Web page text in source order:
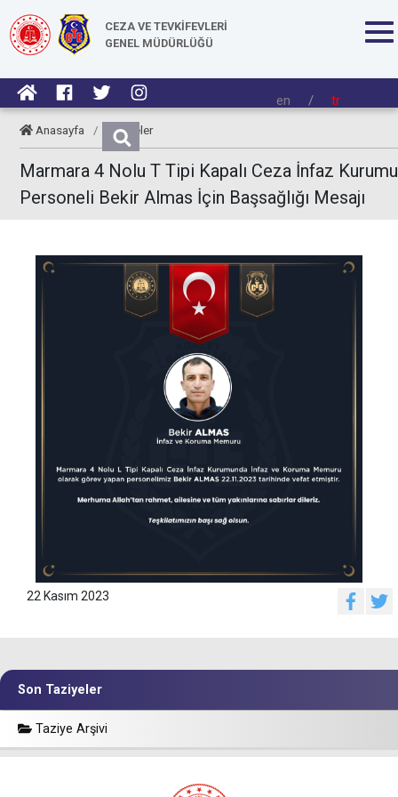
CEZA VE TEVKİFEVLERİ
GENEL MÜDÜRLÜĞÜ
en / tr
Anasayfa / Taziyeler
Marmara 4 Nolu T Tipi Kapalı Ceza İnfaz Kurumu
Personeli Bekir Almas İçin Başsağlığı Mesajı
22 Kasım 2023
Son Taziyeler
Taziye Arşivi